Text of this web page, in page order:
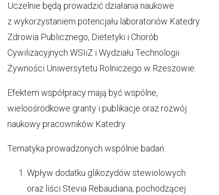
Uczelnie będą prowadzić działania naukowe
z wykorzystaniem potencjału laboratoriów Katedry
Zdrowia Publicznego, Dietetyki i Chorób
Cywilizacyjnych WSIiZ i Wydziału Technologii
Żywności Uniwersytetu Rolniczego w Rzeszowie.
Efektem współpracy mają być wspólne,
wieloośrodkowe granty i publikacje oraz rozwój
naukowy pracowników Katedry
Tematyka prowadzonych wspólnie badań:
Wpływ dodatku glikozydów stewiolowych
oraz liści Stevia Rebaudiana, pochodzącej